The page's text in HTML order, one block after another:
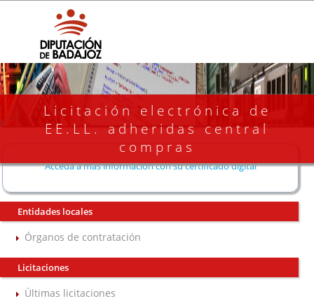
Licitación electrónica de
EE.LL. adheridas central
compras
Acceda a más información con su certificado digital
Entidades locales
Órganos de contratación
Licitaciones
Últimas licitaciones